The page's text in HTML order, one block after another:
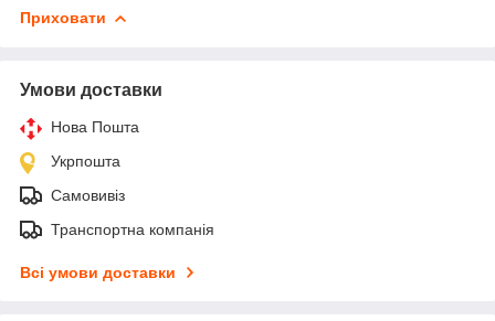
Приховати
Умови доставки
Нова Пошта
Укрпошта
Самовивіз
Транспортна компанія
Всі умови доставки